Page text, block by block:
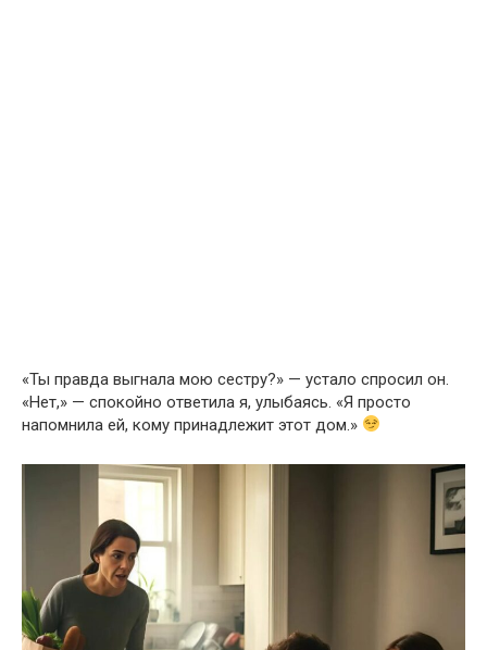
«Ты правда выгнала мою сестру?» — устало спросил он.
«Нет,» — спокойно ответила я, улыбаясь. «Я просто
напомнила ей, кому принадлежит этот дом.»